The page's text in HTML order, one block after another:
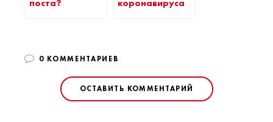
поста?
коронавируса
0 КОММЕНТАРИЕВ
ОСТАВИТЬ КОММЕНТАРИЙ